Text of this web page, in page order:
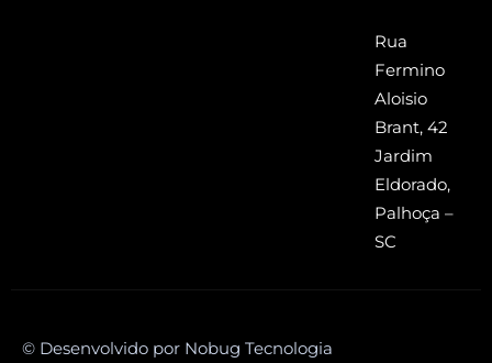
Rua
Fermino
Aloisio
Brant, 42
Jardim
Eldorado,
Palhoça –
SC
© Desenvolvido por Nobug Tecnologia